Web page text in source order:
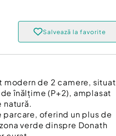
Salvează la favorite
modern de 2 camere, situat
înălțime (P+2), amplasat
natură.
oferind un plus de
verde dinspre Donath